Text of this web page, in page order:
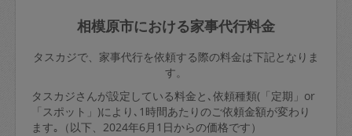
相模原市における家事代行料金
タスカジで、家事代行を依頼する際の料金は下記となりま
す。
タスカジさんが設定している料金と､依頼種類(「定期」or
「スポット」)により､1時間あたりのご依頼金額が変わり
ます｡（以下、2024年6月1日からの価格です）